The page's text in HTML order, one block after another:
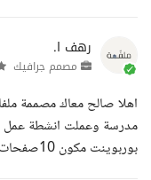
رهف ا.
مصمم جرافيك
اهلا صالح معاك مصممة
مدرسة وعملت انشطة عمل
بوربوينت مكون 10صفحات منظم ومنسق مست...